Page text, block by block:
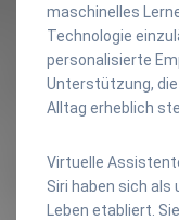
maschinelles
Technologie
personalisierte
Unterstützung,
Alltag erheblich
Virtuelle
Siri haben sich
Leben etabliert.